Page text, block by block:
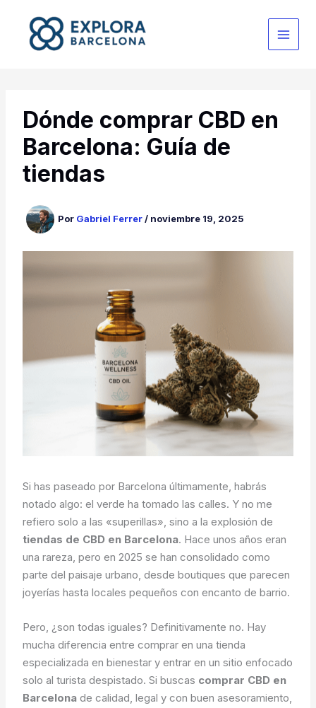
contenido
Dónde comprar CBD en
Barcelona: Guía de
tiendas
Por Gabriel Ferrer/ noviembre 19, 2025
Si has paseado por Barcelona últimamente, habrás
notado algo: el verde ha tomado las calles. Y no me
refiero solo a las «superillas», sino a la explosión de
tiendas de CBD en Barcelona. Hace unos años eran
una rareza, pero en 2025 se han consolidado como
parte del paisaje urbano, desde boutiques que parecen
joyerías hasta locales pequeños con encanto de barrio.
Pero, ¿son todas iguales? Definitivamente no. Hay
mucha diferencia entre comprar en una tienda
especializada en bienestar y entrar en un sitio enfocado
solo al turista despistado. Si buscas comprar CBD en
Barcelona de calidad, legal y con buen asesoramiento,